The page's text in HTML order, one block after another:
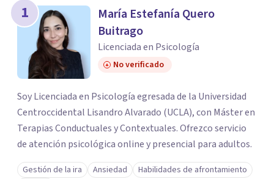
ENCONTRAR MI TERAPEUTA
¿Necesitas ayuda para encontrar el
psicólogo adecuado?
Responde a unas breves preguntas y te ofreceremos
necesidades.
Responder cuestionario
1
María Estefanía Quero
Buitrago
Licenciada en Psicología
No verificado
Soy Licenciada en Psicología egresada de la Universidad
Centroccidental Lisandro Alvarado (UCLA), con Máster en
Terapias Conductuales y Contextuales. Ofrezco servicio
de atención psicológica online y presencial para adultos.
Gestión de la ira Ansiedad
Habilidades de afrontamiento